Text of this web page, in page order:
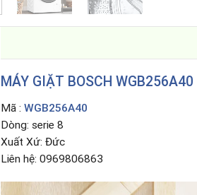
MÁY GIẶT BOSCH WGB256A40
Mã : WGB256A40
Dòng: serie 8
Xuất Xứ: Đức
Liên hệ: 0969806863